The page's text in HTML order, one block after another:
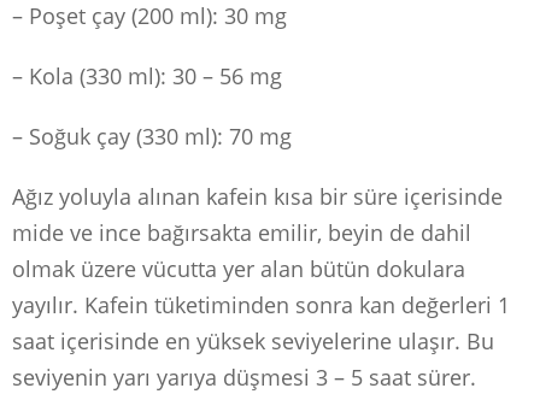
– Poşet çay (200 ml): 30 mg
– Kola (330 ml): 30 – 56 mg
– Soğuk çay (330 ml): 70 mg
Ağız yoluyla alınan kafein kısa bir süre içerisinde
mide ve ince bağırsakta emilir, beyin de dahil
olmak üzere vücutta yer alan bütün dokulara
yayılır. Kafein tüketiminden sonra kan değerleri 1
saat içerisinde en yüksek seviyelerine ulaşır. Bu
seviyenin yarı yarıya düşmesi 3 – 5 saat sürer.